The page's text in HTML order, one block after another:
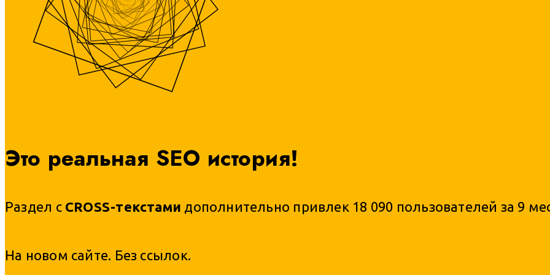
Это реальная SEO история!
Раздел с CROSS-текстами дополнительно привлек 18 090 пользователей за 9
На новом сайте. Без ссылок.